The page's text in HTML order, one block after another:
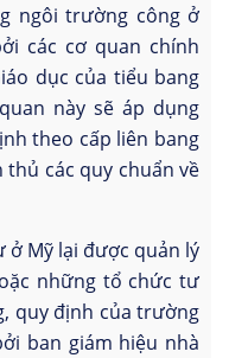
ngôi trường công ở
các cơ quan chính
dục của tiểu bang
này sẽ áp dụng
theo cấp liên bang
các quy chuẩn về
ở Mỹ lại được quản lý
những tổ chức tư
quy định của trường
ban giám hiệu nhà